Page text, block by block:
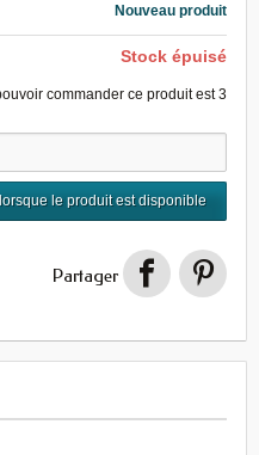
Nouveau produit
Stock épuisé
commander ce produit est3
le produit est disponible
Partager